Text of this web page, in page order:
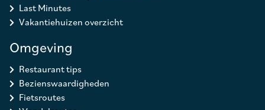
Last Minutes
Vakantiehuizen overzicht
Omgeving
Restaurant tips
Bezienswaardigheden
Fietsroutes